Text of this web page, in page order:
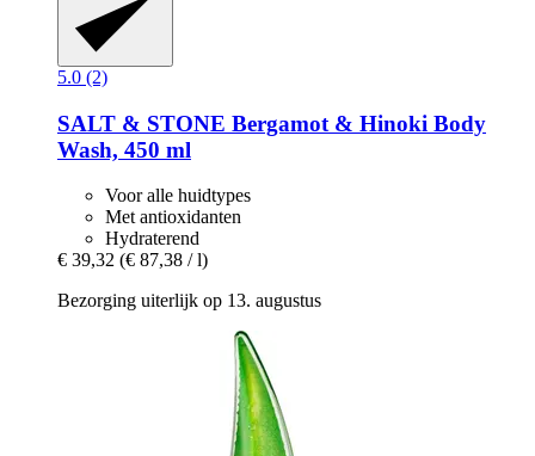
5.0 (2)
SALT & STONE Bergamot & Hinoki Body
Wash, 450 ml
Voor alle huidtypes
Met antioxidanten
Hydraterend
€ 39,32 (€ 87,38 / l)
Bezorging uiterlijk op 13. augustus